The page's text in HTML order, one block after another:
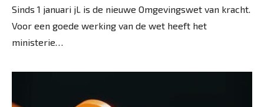
Sinds 1 januari jl. is de nieuwe Omgevingswet van kracht.
Voor een goede werking van de wet heeft het
ministerie…